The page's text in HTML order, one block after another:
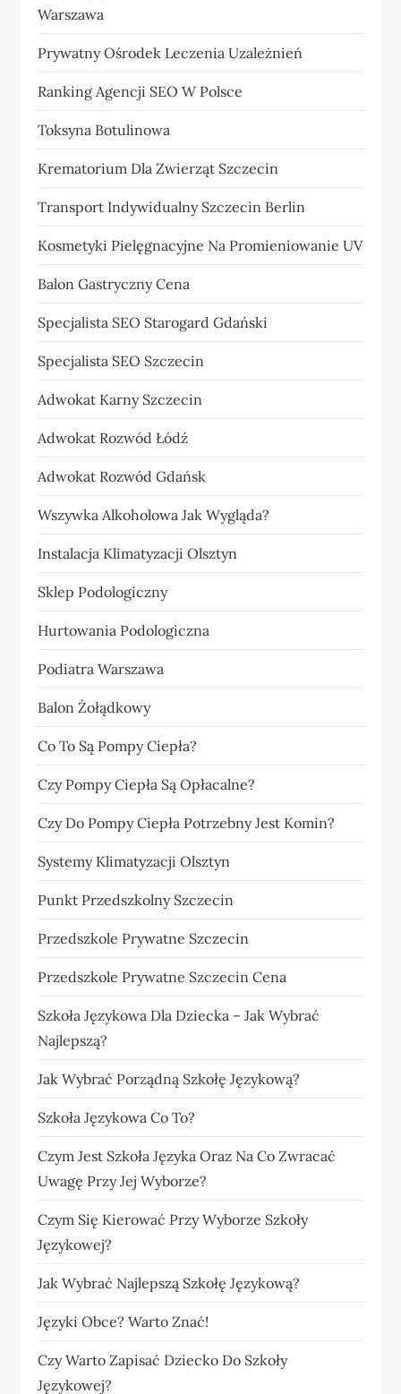
Warszawa
Prywatny Ośrodek Leczenia Uzależnień
Ranking Agencji SEO W Polsce
Toksyna Botulinowa
Krematorium Dla Zwierząt Szczecin
Transport Indywidualny Szczecin Berlin
Kosmetyki Pielęgnacyjne Na Promieniowanie UV
Balon Gastryczny Cena
Specjalista SEO Starogard Gdański
Specjalista SEO Szczecin
Adwokat Karny Szczecin
Adwokat Rozwód Łódź
Adwokat Rozwód Gdańsk
Wszywka Alkoholowa Jak Wygląda?
Instalacja Klimatyzacji Olsztyn
Sklep Podologiczny
Hurtowania Podologiczna
Podiatra Warszawa
Balon Żołądkowy
Co To Są Pompy Ciepła?
Czy Pompy Ciepła Są Opłacalne?
Czy Do Pompy Ciepła Potrzebny Jest Komin?
Systemy Klimatyzacji Olsztyn
Punkt Przedszkolny Szczecin
Przedszkole Prywatne Szczecin
Przedszkole Prywatne Szczecin Cena
Szkoła Językowa Dla Dziecka – Jak Wybrać
Najlepszą?
Jak Wybrać Porządną Szkołę Językową?
Szkoła Językowa Co To?
Czym Jest Szkoła Języka Oraz Na Co Zwracać
Uwagę Przy Jej Wyborze?
Czym Się Kierować Przy Wyborze Szkoły
Językowej?
Jak Wybrać Najlepszą Szkołę Językową?
Języki Obce? Warto Znać!
Czy Warto Zapisać Dziecko Do Szkoły
Językowej?